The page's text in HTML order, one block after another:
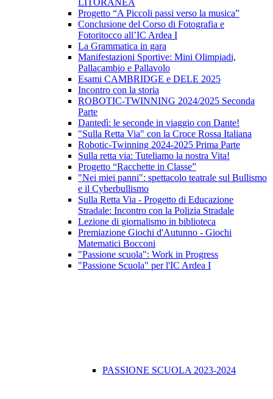
LITORANEA
Progetto “A Piccoli passi verso la musica”
Conclusione del Corso di Fotografia e
Fotoritocco all’IC Ardea I
La Grammatica in gara
Manifestazioni Sportive: Mini Olimpiadi,
Pallacambio e Pallavolo
Esami CAMBRIDGE e DELE 2025
Incontro con la storia
ROBOTIC-TWINNING 2024/2025 Seconda
Parte
Dantedì: le seconde in viaggio con Dante!
"Sulla Retta Via" con la Croce Rossa Italiana
Robotic-Twinning 2024-2025 Prima Parte
Sulla retta via: Tuteliamo la nostra Vita!
Progetto “Racchette in Classe”
"Nei miei panni": spettacolo teatrale sul Bullismo
e il Cyberbullismo
Sulla Retta Via - Progetto di Educazione
Stradale: Incontro con la Polizia Stradale
Lezione di giornalismo in biblioteca
Premiazione Giochi d'Autunno - Giochi
Matematici Bocconi
"Passione scuola": Work in Progress
"Passione Scuola" per l'IC Ardea I
PASSIONE SCUOLA 2023-2024